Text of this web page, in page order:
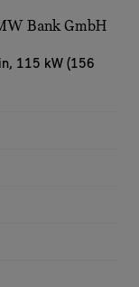
Bank GmbH
115 kW (156